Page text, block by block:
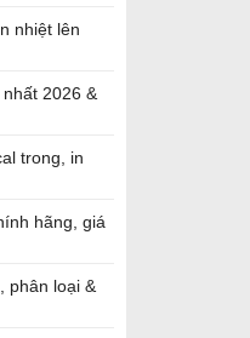
nhiệt lên
2026 &
trong, in
hãng, giá
phân loại &